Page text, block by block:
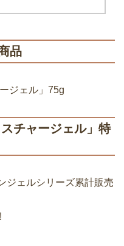
品
ジェル」75g
チャージェル」特
ジェルシリーズ累計販売